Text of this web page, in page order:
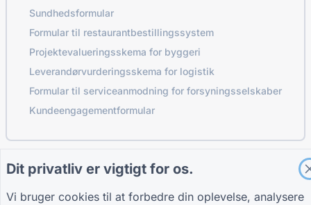
Sundhedsformular
Formular til restaurantbestillingssystem
Projektevalueringsskema for byggeri
Leverandørvurderingsskema for logistik
Formular til serviceanmodning for forsyningsselskaber
Kundeengagementformular
VEJLEDNINGER
Blog
SELSKAB
Kontakt os
Privatlivspolitik
Dit privatliv er vigtigt for os.
Vi bruger cookies til at forbedre din oplevelse, analysere